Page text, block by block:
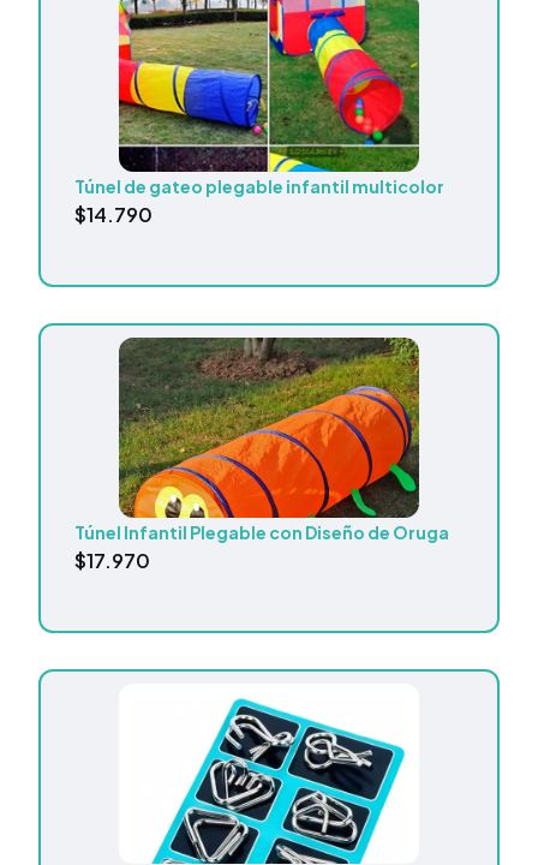
Túnel de gateo plegable infantil multicolor
$14.790
Túnel Infantil Plegable con Diseño de Oruga
$17.970